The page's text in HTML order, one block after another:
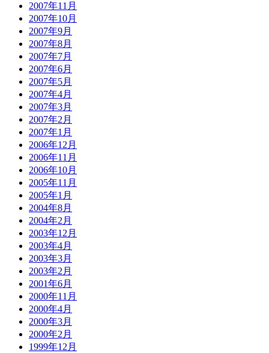
2007年11月
2007年10月
2007年9月
2007年8月
2007年7月
2007年6月
2007年5月
2007年4月
2007年3月
2007年2月
2007年1月
2006年12月
2006年11月
2006年10月
2005年11月
2005年1月
2004年8月
2004年2月
2003年12月
2003年4月
2003年3月
2003年2月
2001年6月
2000年11月
2000年4月
2000年3月
2000年2月
1999年12月